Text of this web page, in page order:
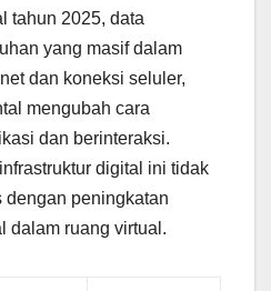
tahun 2025, data
yang masif dalam
dan koneksi seluler,
mengubah cara
dan berinteraksi.
digital ini tidak
peningkatan
dalam ruang virtual.